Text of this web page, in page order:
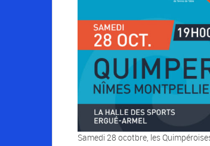
Samedi 28 ocotbre, les